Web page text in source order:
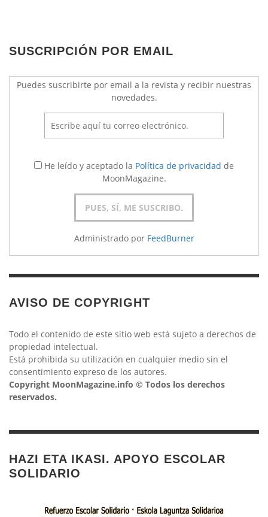
SUSCRIPCIÓN POR EMAIL
Puedes suscribirte por email a la revista y recibir nuestras
novedades.
He leído y aceptado la Política de privacidad de
MoonMagazine.
Administrado por FeedBurner
AVISO DE COPYRIGHT
Todo el contenido de este sitio web está sujeto a derechos de
propiedad intelectual.
Está prohibida su utilización en cualquier medio sin el
consentimiento expreso de los autores.
Copyright MoonMagazine.info © Todos los derechos
reservados.
HAZI ETA IKASI. APOYO ESCOLAR
SOLIDARIO